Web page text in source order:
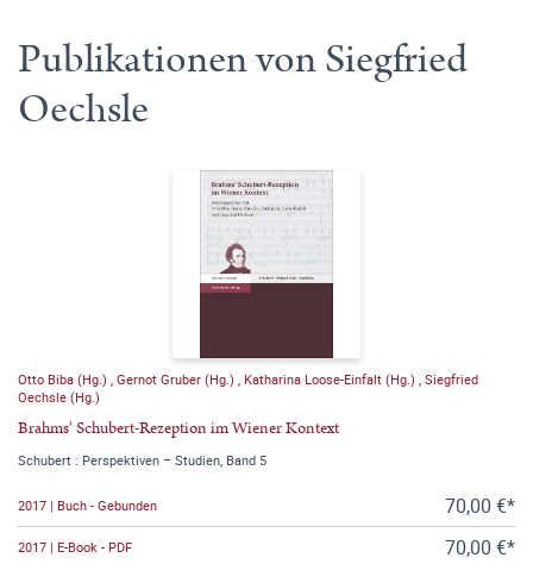
Publikationen von Siegfried
Oechsle
Otto Biba (Hg.) Gernot Gruber (Hg.) Katharina Loose-Einfalt (Hg.) Siegfried
Oechsle (Hg.)
Brahms' Schubert-Rezeption im Wiener Kontext
Schubert : Perspektiven – Studien, Band 5
2017 | Buch - Gebunden 70,00 €*
2017 | E-Book - PDF 70,00 €*